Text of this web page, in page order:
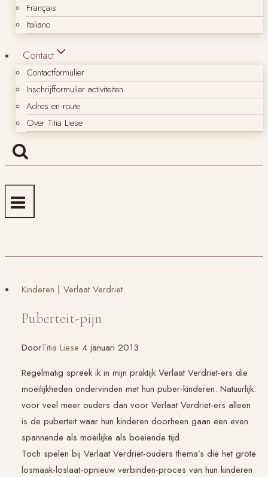
Français
Italiano
Contact
Contactformulier
Inschrijfformulier activiteiten
Adres en route
Over Titia Liese
Kinderen | Verlaat Verdriet
Puberteit-pijn
DoorTitia Liese 4 januari 2013
Regelmatig spreek ik in mijn praktijk Verlaat Verdriet-ers die
moeilijkheden ondervinden met hun puber-kinderen. Natuurlijk:
voor veel meer ouders dan voor Verlaat Verdriet-ers alleen
is de puberteit waar hun kinderen doorheen gaan een even
spannende als moeilijke als boeiende tijd.
Toch spelen bij Verlaat Verdriet-ouders thema’s die het grote
losmaak-loslaat-opnieuw verbinden-proces van hun kinderen